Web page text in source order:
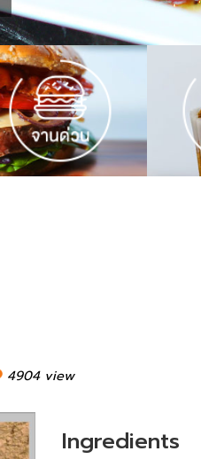
4904 view
Ingredients